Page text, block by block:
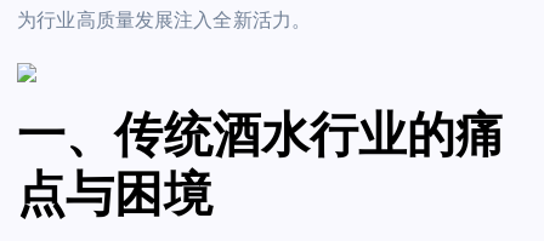
为行业高质量发展注入全新活力。
一、传统酒水行业的痛
点与困境